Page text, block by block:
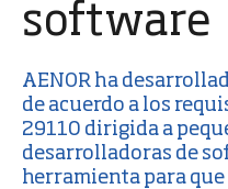
software
AENOR ha
de acuerdo a los
29110 dirigida a
desarrolladoras de
herramienta para